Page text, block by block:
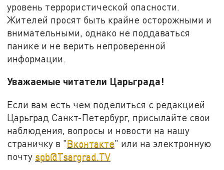
уровень террористической опасности.
Жителей просят быть крайне осторожными и
внимательными, однако не поддаваться
панике и не верить непроверенной
информации.
Уважаемые читатели Царьграда!
Если вам есть чем поделиться с редакцией
Царьград Санкт-Петербург, присылайте свои
наблюдения, вопросы и новости на нашу
страничку в "Вконтакте" или на электронную
почту spb@Tsargrad.TV